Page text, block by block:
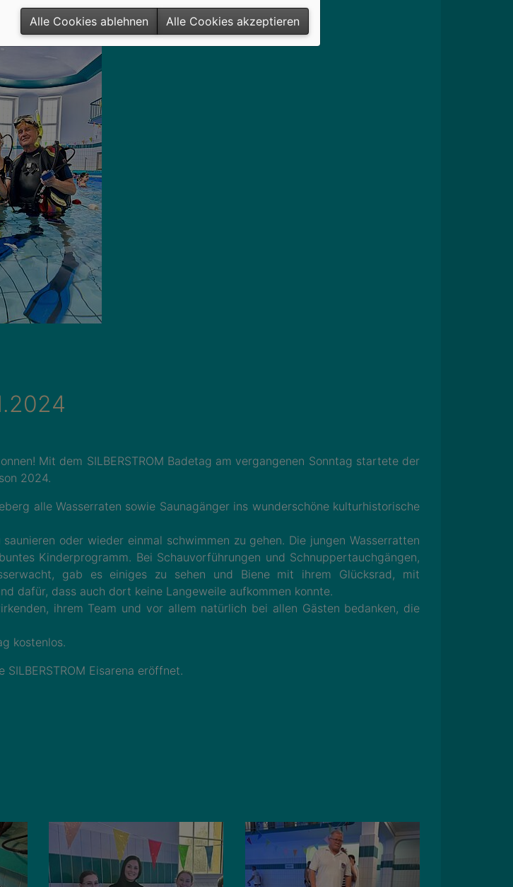
Mit dem SILBERSTROM Badetag am vergangenen Sonntag startete der
2024.
alle Wasserraten sowie Saunagänger ins wunderschöne kulturhistorische
oder wieder einmal schwimmen zu gehen. Die jungen Wasserratten
Kinderprogramm. Bei Schauvorführungen und Schnuppertauchgängen,
gab es einiges zu sehen und Biene mit ihrem Glücksrad, mit
dafür, dass auch dort keine Langeweile aufkommen konnte.
ihrem Team und vor allem natürlich bei allen Gästen bedanken, die
kostenlos.
Eisarena eröffnet.
Alle Cookies ablehnen Alle Cookies akzeptieren